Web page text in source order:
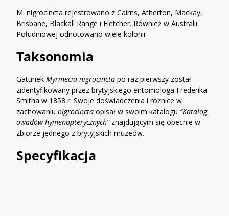
M. nigrocincta rejestrowano z Cairns, Atherton, Mackay,
Brisbane, Blackall Range i Fletcher. Również w Australii
Południowej odnotowano wiele kolonii.
Taksonomia
GatunekMyrmecia nigrocincta po raz pierwszy został
zidentyfikowany przez brytyjskiego entomologa Frederika
Smitha w 1858 r. Swoje doświadczenia i różnice w
zachowaniunigrocincta opisał w swoim katalogu “Katalog
owadów hymenopterycznych”znajdującym się obecnie w
zbiorze jednego z brytyjskich muzeów.
Specyfikacja